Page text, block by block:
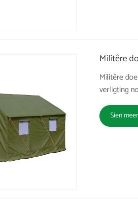
Militêre
Militêre
verligting
Sien